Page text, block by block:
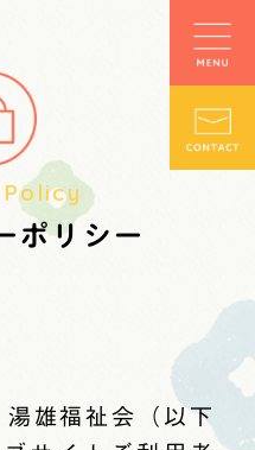
ポリシー
雄福祉会（以下